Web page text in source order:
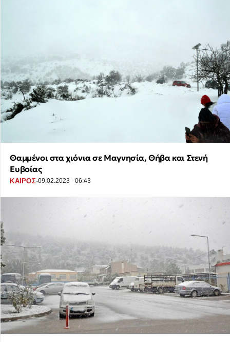
Θαμμένοι στα χιόνια σε Μαγνησία, Θήβα και Στενή
Ευβοίας
ΚΑΙΡΟΣ·09.02.2023 - 06:43